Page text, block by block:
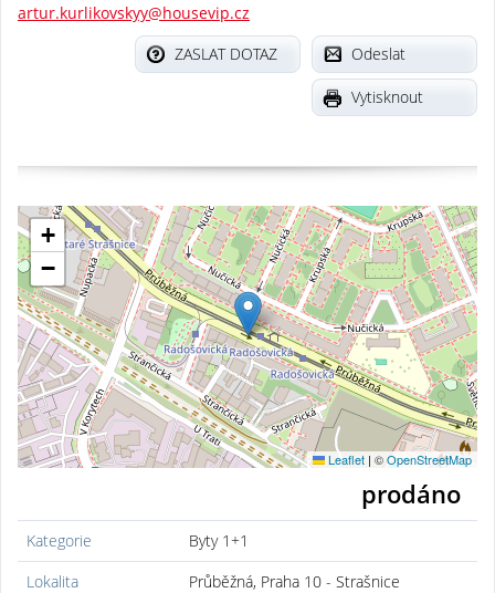
artur.kurlikovskyy@housevip.cz
Odeslat
ZASLAT DOTAZ
Vytisknout
+
−
Leaflet | ©OpenStreetMap
prodáno
Kategorie
Byty 1+1
Lokalita
Průběžná, Praha 10 - Strašnice